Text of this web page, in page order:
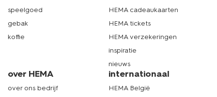
speelgoed
gebak
koffie
HEMA cadeaukaarten
HEMA tickets
HEMA verzekeringen
inspiratie
nieuws
over HEMA
over ons bedrijf
internationaal
HEMA België